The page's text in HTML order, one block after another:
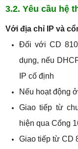
3.2. Yêu cầu hệ
Với địa chỉ IP và
Đối với CD
dụng, nếu
IP cố định
Nếu hoạt động
Giao tiếp từ
hiện qua Cổng
Giao tiếp từ CD